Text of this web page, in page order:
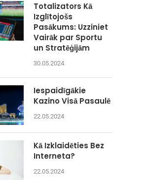
Totalizators Kā
Izglītojošs
Pasākums: Uzziniet
Vairāk par Sportu
un Stratēģijām
30.05.2024
Iespaidīgākie
Kazino Visā Pasaulē
22.05.2024
Kā Izklaidēties Bez
Interneta?
22.05.2024